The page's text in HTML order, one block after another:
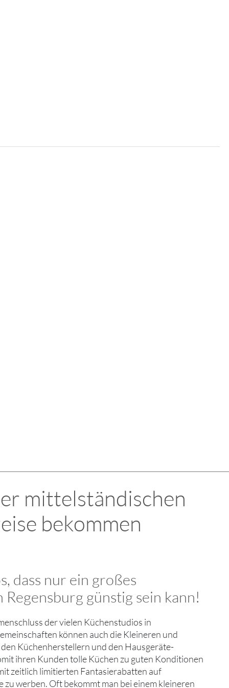
mittelständischen
bekommen
dass nur ein großes
günstig sein kann!
der vielen Küchenstudios in
können auch die Kleineren und
Küchenherstellern und den Hausgeräte-
ihren Kunden tolle Küchen zu guten Konditionen
zeitlich limitierten Fantasierabatten auf
zu werben. Oft bekommt man bei einem kleineren